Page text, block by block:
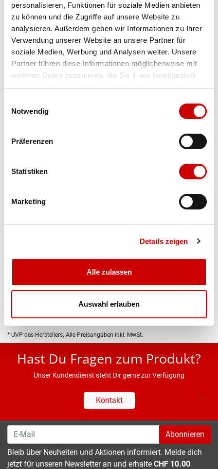
personalisieren, Funktionen für soziale Medien anbieten
zu können und die Zugriffe auf unsere Website zu
analysieren. Außerdem geben wir Informationen zu Ihrer
Verwendung unserer Website an unsere Partner für
soziale Medien, Werbung und Analysen weiter. Unsere
Partner führen diese Informationen möglicherweise mit
weiteren Daten zusammen, die Sie ihnen bereitgestellt
haben oder die sie im Rahmen Ihrer Nutzung der Dienste
Notwendig
Präferenzen
Statistiken
Marketing
Details zeigen
Alle zulassen
Auswahl erlauben
Artikel-Nr.2611-10017-white
Farbe white
IN DEN WARENKORB
Bis 17:00 Uhr bestellen: morgen geliefert - ab CHF 50.00
Produktbeschreibung
* UVP des Herstellers; Alle Preisangaben inkl. MwSt.
Hast Du Fragen zum Produkt?
Unser Kundendienst steht Dir gerne zur Verfügung
Kontakt
Abonnieren
Bleib über Neuheiten und Aktionen informiert. Melde dich
jetzt für unseren Newsletter an und erhalte CHF 10.00